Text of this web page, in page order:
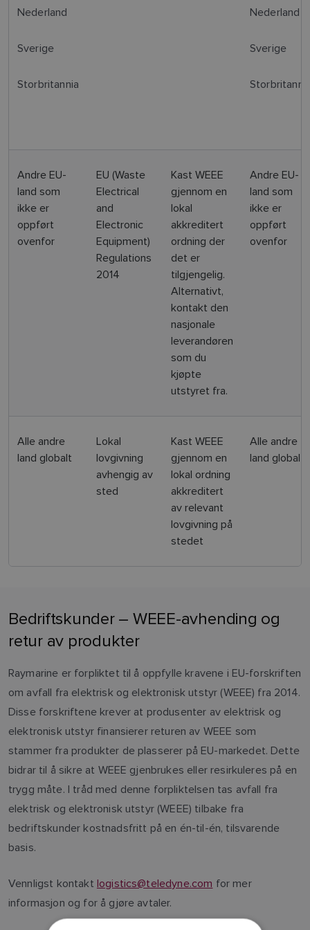
Nederland
Sverige
Storbritannia
Nederland
Sverige
Andre EU-
land som
ikke er
oppført
ovenfor
EU (Waste
Electrical
and
Electronic
Equipment)
Regulations
2014
Kast WEEE
gjennom en
lokal
akkreditert
ordning der
det er
tilgjengelig.
Alternativt,
kontakt den
nasjonale
leverandøren
som du
kjøpte
utstyret fra.
Andre EU-
land som
ikke er
oppført
ovenfor
Alle andre
land globalt
Lokal
lovgivning
avhengig av
sted
Kast WEEE
gjennom en
lokal ordning
akkreditert
av relevant
lovgivning på
stedet
Alle andre
land globalt
Bedriftskunder – WEEE-avhending og
retur av produkter
Raymarine er forpliktet til å oppfylle kravene i EU-forskriften
om avfall fra elektrisk og elektronisk utstyr (WEEE) fra 2014.
Disse forskriftene krever at produsenter av elektrisk og
elektronisk utstyr finansierer returen av WEEE som
stammer fra produkter de plasserer på EU-markedet. Dette
bidrar til å sikre at WEEE gjenbrukes eller resirkuleres på en
trygg måte. I tråd med denne forpliktelsen tas avfall fra
elektrisk og elektronisk utstyr (WEEE) tilbake fra
bedriftskunder kostnadsfritt på en én-til-én, tilsvarende
basis.
Vennligst kontakt logistics@teledyne.com for mer
informasjon og for å gjøre avtaler.